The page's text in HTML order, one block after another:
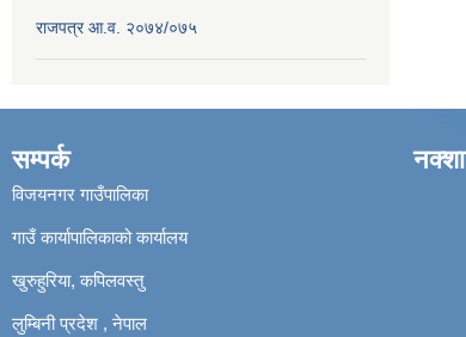
राजपत्र आ.व. २०७४/०७५
सम्पर्क
विजयनगर गाउँपालिका
गाउँ कार्यापालिकाको कार्यालय
खुरुहुरिया, कपिलवस्तु
लुम्बिनी प्रदेश , नेपाल
नक्शा